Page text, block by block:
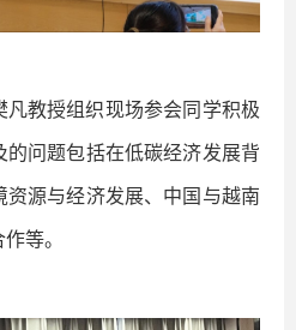
凡教授组织现场参会同学积极
问题包括在低碳经济发展背
资源与经济发展、中国与越南
等。